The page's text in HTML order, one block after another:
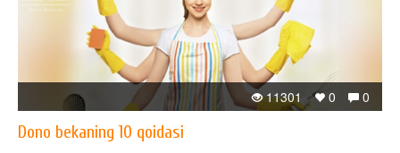
0
0
11301
Dono bekaning 10 qoidasi